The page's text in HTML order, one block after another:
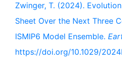
Zwinger, T. (2024).
Sheet Over the Next Three
ISMIP6 Model Ensemble.
https://doi.org/10.1029/